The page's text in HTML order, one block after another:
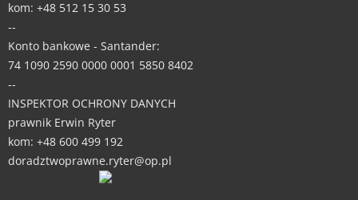
kom: +48 512 15 30 53
--
Konto bankowe - Santander:
74 1090 2590 0000 0001 5850 8402
--
INSPEKTOR OCHRONY DANYCH
prawnik Erwin Ryter
kom: +48 600 499 192
doradztwoprawne.ryter@op.pl